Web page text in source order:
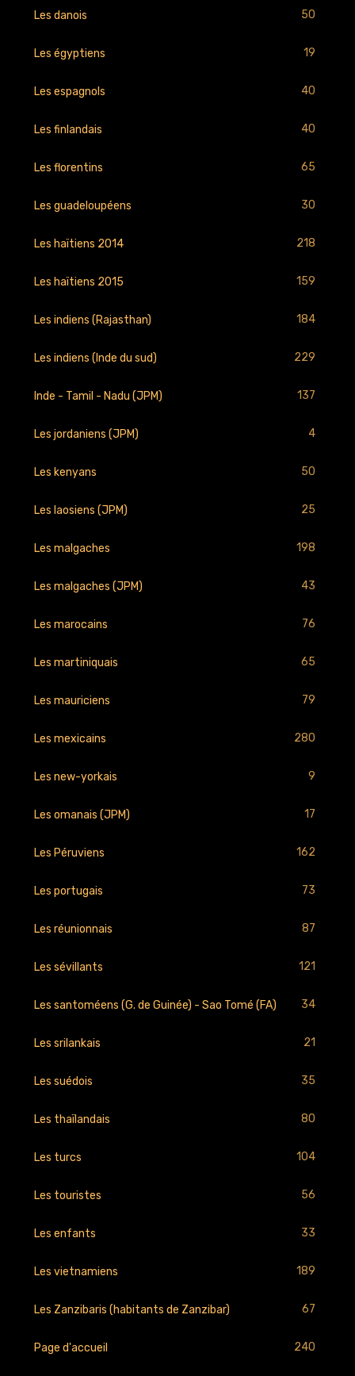
Les danois 50
Les égyptiens 19
Les espagnols 40
Les finlandais 40
Les florentins 65
Les guadeloupéens 30
Les haïtiens 2014 218
Les haïtiens 2015 159
Les indiens (Rajasthan) 184
Les indiens (Inde du sud) 229
Inde - Tamil - Nadu (JPM) 137
Les jordaniens (JPM) 4
Les kenyans 50
Les laosiens (JPM) 25
Les malgaches 198
Les malgaches (JPM) 43
Les marocains 76
Les martiniquais 65
Les mauriciens 79
Les mexicains 280
Les new-yorkais 9
Les omanais (JPM) 17
Les Péruviens 162
Les portugais 73
Les réunionnais 87
Les sévillants 121
Les santoméens (G. de Guinée) - Sao Tomé (FA) 34
Les srilankais 21
Les suédois 35
Les thaïlandais 80
Les turcs 104
Les touristes 56
Les enfants 33
Les vietnamiens 189
Les Zanzibaris (habitants de Zanzibar) 67
Page d'accueil 240